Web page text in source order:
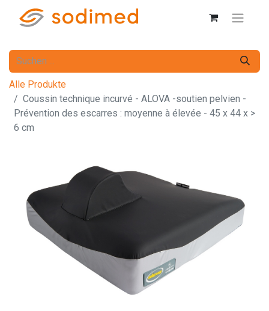
Alle Produkte
Coussin technique incurvé - ALOVA -soutien pelvien -
Prévention des escarres : moyenne à élevée - 45 x 44 x >
6 cm